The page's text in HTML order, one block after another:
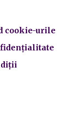
cookie-urile